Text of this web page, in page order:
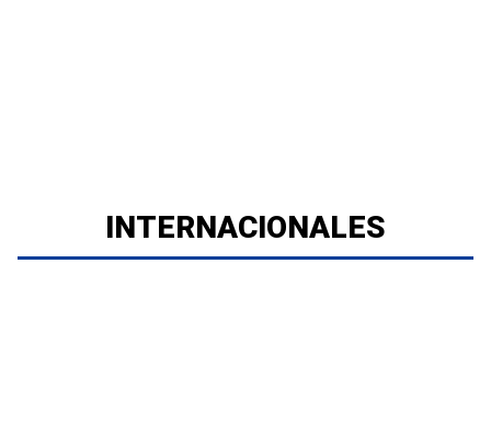
INTERNACIONALES